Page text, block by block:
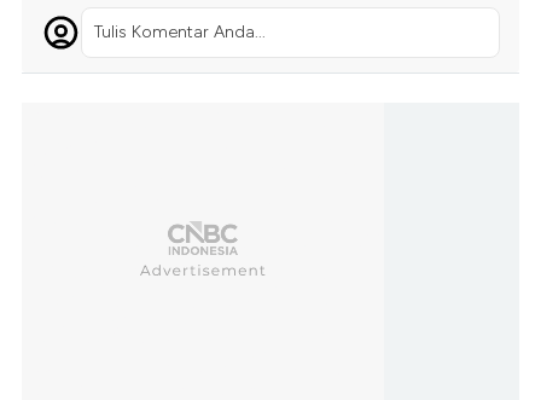
Tulis Komentar Anda...